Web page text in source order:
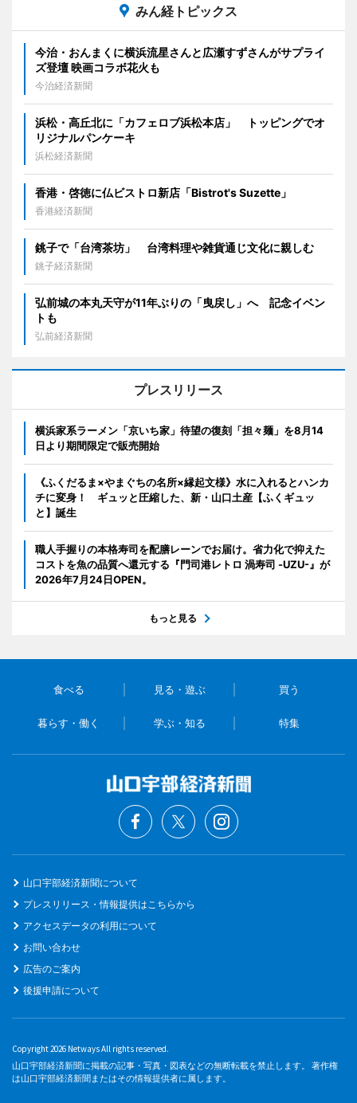
みん経トピックス
今治・おんまくに横浜流星さんと広瀬すずさんがサプライ
ズ登壇 映画コラボ花火も
今治経済新聞
浜松・高丘北に「カフェロブ浜松本店」 トッピングでオ
リジナルパンケーキ
浜松経済新聞
香港・啓徳に仏ビストロ新店「Bistrot's Suzette」
香港経済新聞
銚子で「台湾茶坊」 台湾料理や雑貨通じ文化に親しむ
銚子経済新聞
弘前城の本丸天守が11年ぶりの「曳戻し」へ 記念イベン
トも
弘前経済新聞
プレスリリース
横浜家系ラーメン「京いち家」待望の復刻「担々麺」を8月14
日より期間限定で販売開始
《ふくだるま×やまぐちの名所×縁起文様》水に入れるとハンカ
チに変身！ ギュッと圧縮した、新・山口土産【ふくギュッ
と】誕生
職人手握りの本格寿司を配膳レーンでお届け。省力化で抑えた
コストを魚の品質へ還元する『門司港レトロ 渦寿司 -UZU-』が
2026年7月24日OPEN。
もっと見る
食べる 見る・遊ぶ 買う
暮らす・働く 学ぶ・知る 特集
山口宇部経済新聞について
プレスリリース・情報提供はこちらから
アクセスデータの利用について
お問い合わせ
広告のご案内
後援申請について
Copyright 2026 Netways All rights reserved.
山口宇部経済新聞に掲載の記事・写真・図表などの無断転載を禁止します。 著作権
は山口宇部経済新聞またはその情報提供者に属します。